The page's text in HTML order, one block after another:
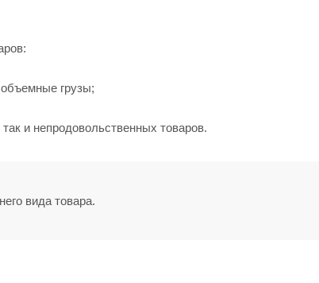
грузы;
и непродовольственных товаров.
вида товара.